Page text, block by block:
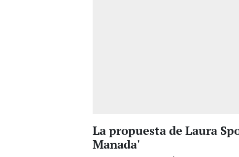
La propuesta de Laura
Manada'